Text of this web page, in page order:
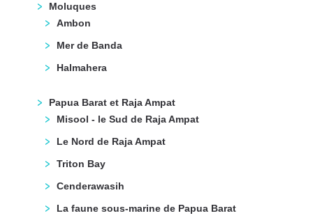
Moluques
Ambon
Mer de Banda
Halmahera
Papua Barat et Raja Ampat
Misool - le Sud de Raja Ampat
Le Nord de Raja Ampat
Triton Bay
Cenderawasih
La faune sous-marine de Papua Barat